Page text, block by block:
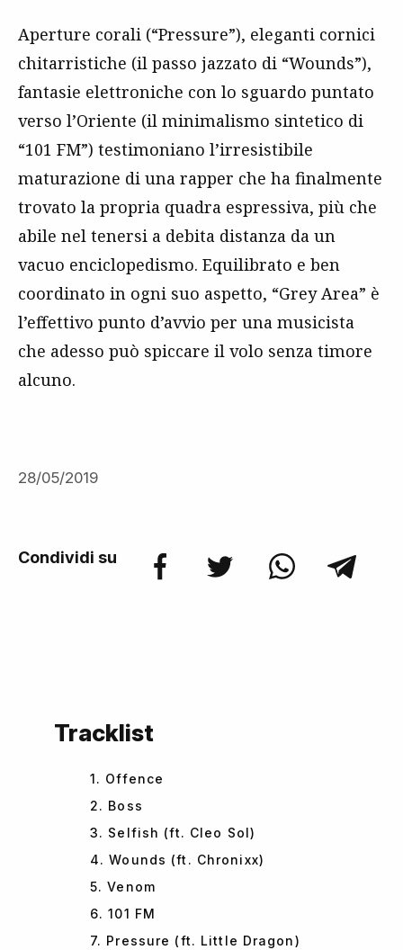
Aperture corali (“Pressure”), eleganti cornici
chitarristiche (il passo jazzato di “Wounds”),
fantasie elettroniche con lo sguardo puntato
verso l’Oriente (il minimalismo sintetico di
“101 FM”) testimoniano l’irresistibile
maturazione di una rapper che ha finalmente
trovato la propria quadra espressiva, più che
abile nel tenersi a debita distanza da un
vacuo enciclopedismo. Equilibrato e ben
coordinato in ogni suo aspetto, “Grey Area” è
l’effettivo punto d’avvio per una musicista
che adesso può spiccare il volo senza timore
alcuno.
28/05/2019
Condividi su
Tracklist
1. Offence
2. Boss
3. Selfish (ft. Cleo Sol)
4. Wounds (ft. Chronixx)
5. Venom
6. 101 FM
7. Pressure (ft. Little Dragon)